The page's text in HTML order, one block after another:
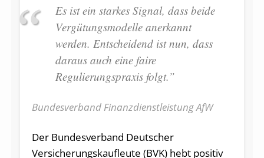
Es ist ein starkes Signal, dass beide
Vergütungsmodelle anerkannt
werden. Entscheidend ist nun, dass
daraus auch eine faire
Regulierungspraxis folgt.”
Bundesverband Finanzdienstleistung AfW
Der Bundesverband Deutscher
Versicherungskaufleute (BVK) hebt positiv